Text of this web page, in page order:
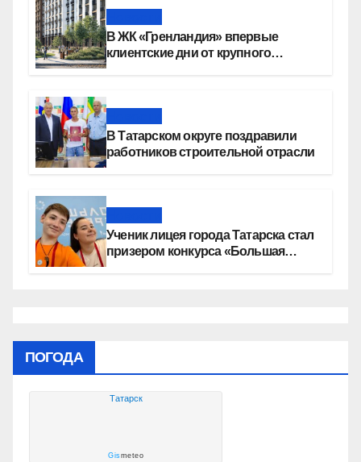
В ЖК «Гренландия» впервые
клиентские дни от крупного
В Татарском округе поздравили
работников строительной отрасли
Ученик лицея города Татарска стал
призером конкурса «Большая
ПОГОДА
Татарск
Gismeteo